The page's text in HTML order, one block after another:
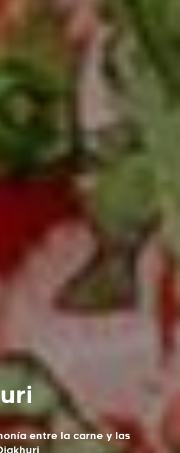
entre la carne y las